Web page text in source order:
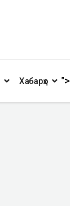
Хабарҳо ">